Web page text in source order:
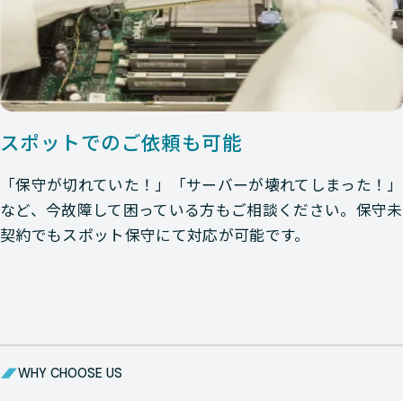
スポットでのご依頼も可能
「保守が切れていた！」「サーバーが壊れてしまった！」
など、今故障して困っている方もご相談ください。保守未
契約でもスポット保守にて対応が可能です。
WHY CHOOSE US